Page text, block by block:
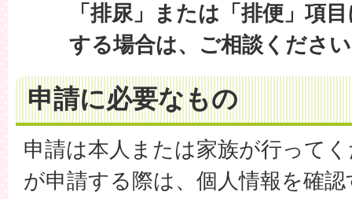
「排尿」または「排便」項
する場合は、ご相談くださ
申請に必要なもの
申請は本人または家族が行って
が申請する際は、個人情報を確